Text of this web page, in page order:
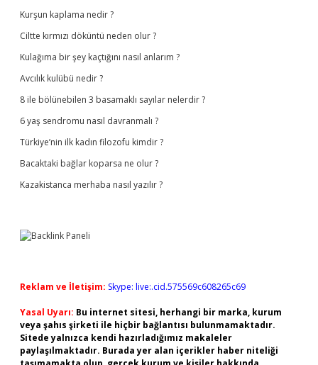
Kurşun kaplama nedir ?
Ciltte kırmızı döküntü neden olur ?
Kulağıma bir şey kaçtığını nasıl anlarım ?
Avcılık kulübü nedir ?
8 ile bölünebilen 3 basamaklı sayılar nelerdir ?
6 yaş sendromu nasıl davranmalı ?
Türkiye’nin ilk kadın filozofu kimdir ?
Bacaktaki bağlar koparsa ne olur ?
Kazakistanca merhaba nasıl yazılır ?
Reklam ve İletişim: Skype: live:.cid.575569c608265c69
Yasal Uyarı: Bu internet sitesi, herhangi bir marka, kurum
veya şahıs şirketi ile hiçbir bağlantısı bulunmamaktadır.
Sitede yalnızca kendi hazırladığımız makaleler
paylaşılmaktadır. Burada yer alan içerikler haber niteliği